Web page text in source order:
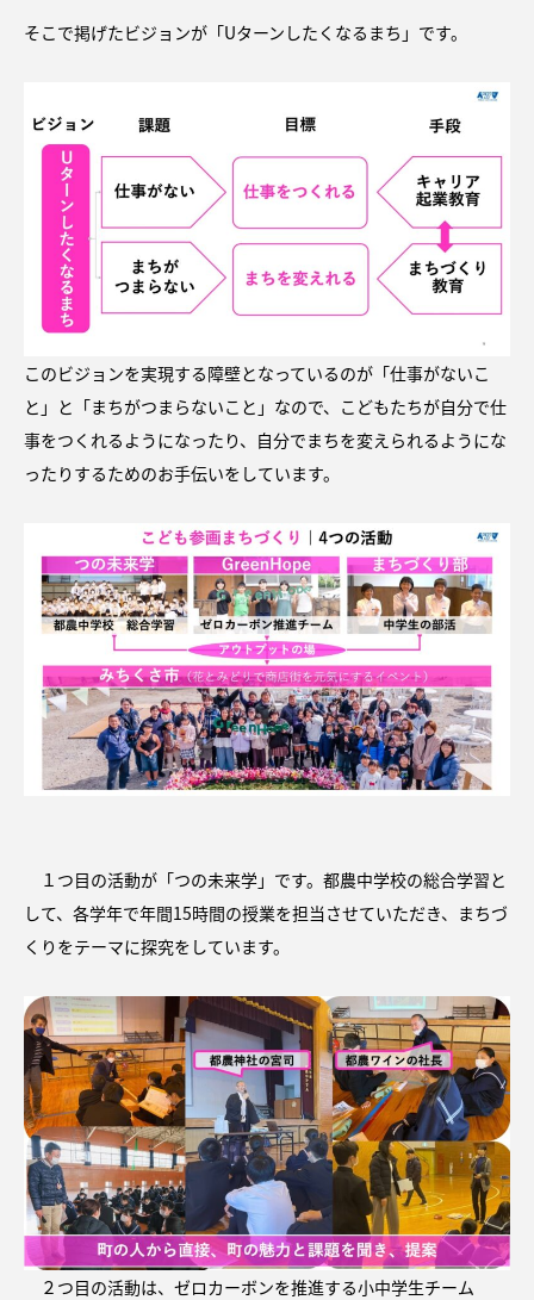
そこで掲げたビジョンが「Uターンしたくなるまち」です。
このビジョンを実現する障壁となっているのが「仕事がないこ
と」と「まちがつまらないこと」なので、こどもたちが自分で仕
事をつくれるようになったり、自分でまちを変えられるようにな
ったりするためのお手伝いをしています。
１つ目の活動が「つの未来学」です。都農中学校の総合学習と
して、各学年で年間15時間の授業を担当させていただき、まちづ
くりをテーマに探究をしています。
２つ目の活動は、ゼロカーボンを推進する小中学生チーム